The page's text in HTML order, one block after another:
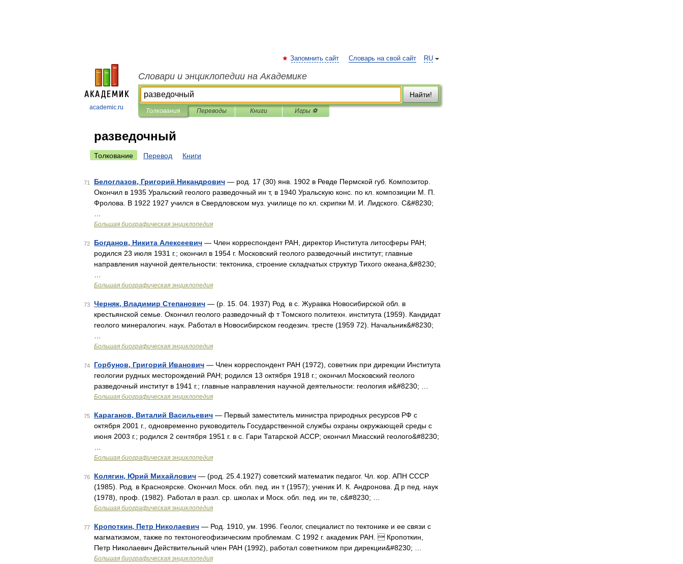
academic.ru
RU
Запомнить сайт Словарь на свой сайт
Словари и энциклопедии на Академике
Найти!
Толкования Переводы Книги Игры ⚽
разведочный
Толкование Перевод Книги
71 Белоглазов, Григорий Никандрович — род. 17 (30) янв. 1902 в Ревде Пермской губ. Композитор.
Окончил в 1935 Уральский геолого разведочный ин т, в 1940 Уральскую конс. по кл. композиции М. П.
Фролова. В 1922 1927 учился в Свердловском муз. училище по кл. скрипки М. И. Лидского. С&#8230;
Большая биографическая энциклопедия
72 Богданов, Никита Алексеевич — Член корреспондент РАН, директор Института литосферы РАН;
родился 23 июля 1931 г.; окончил в 1954 г. Московский геолого разведочный институт; главные
направления научной деятельности: тектоника, строение складчатых структур Тихого океана,&#8230;
Большая биографическая энциклопедия
73 Черняк, Владимир Степанович — (р. 15. 04. 1937) Род. в с. Журавка Новосибирской обл. в
крестьянской семье. Окончил геолого разведочный ф т Томского политехн. института (1959). Кандидат
геолого минералогич. наук. Работал в Новосибирском геодезич. тресте (1959 72). Начальник&#8230;
Большая биографическая энциклопедия
74 Горбунов, Григорий Иванович — Член корреспондент РАН (1972), советник при дирекции Института
геологии рудных месторождений РАН; родился 13 октября 1918 г.; окончил Московский геолого
разведочный институт в 1941 г.; главные направления научной деятельности: геология и&#8230; …
Большая биографическая энциклопедия
75 Караганов, Виталий Васильевич — Первый заместитель министра природных ресурсов РФ с
октября 2001 г., одновременно руководитель Государственной службы охраны окружающей среды с
июня 2003 г.; родился 2 сентября 1951 г. в с. Гари Татарской АССР; окончил Миасский геолого&#8230;
Большая биографическая энциклопедия
76 Колягин, Юрий Михайлович — (род. 25.4.1927) советский математик педагог. Чл. кор. АПН СССР
(1985). Род. в Красноярске. Окончил Моск. обл. пед. ин т (1957); ученик И. К. Андронова. Д р пед. наук
(1978), проф. (1982). Работал в разл. ср. школах и Моск. обл. пед. ин те, с&#8230; …
Большая биографическая энциклопедия
77 Кропоткин, Петр Николаевич — Род. 1910, ум. 1996. Геолог, специалист по тектонике и ее связи с
магматизмом, также по тектоногеофизическим проблемам. С 1992 г. академик РАН.  Кропоткин,
Петр Николаевич Действительный член РАН (1992), работал советником при дирекции&#8230; …
Большая биографическая энциклопедия